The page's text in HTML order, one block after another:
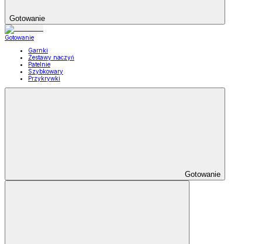
Gotowanie
Gotowanie
Garnki
Zestawy naczyń
Patelnie
Szybkowary
Przykrywki
Gotowanie